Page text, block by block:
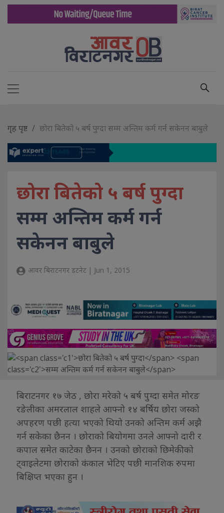
गृह पृष्ट छोरा बितेको ५ बर्ष पुग्दा सम्म अन्तिम कर्म गर्न सकेनन बाबुले
छोरा बितेको ५ बर्ष पुग्दा
सम्म अन्तिम कर्म गर्न
सकेनन बाबुले
आवर बिराटनगर डटनेट | Jun 1, 2015
बिराटनगर १७ जेठ , छोरा मरेको ५ बर्ष पुग्दा समेत मोरङ
रङेलीका अमरलाल शाहले आफ्नो १४ बर्षिय छोरा जस्को
अपहरण पछी हत्या भएको थियो उनको अन्तिम कर्म अझै
गर्न सकेका छैनन । छोराको बियोगमा उनले आफ्नो दारी र
कपाल समेत काटेका छैनन । उनको छोराको छिमेकीको
ट्वाइलेटमा छोराको कंकाल भेटिए पछी मानशिक रुपमा
बिक्षिप्त भएका हुन ।